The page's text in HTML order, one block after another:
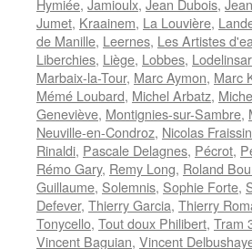
Hymiée, Jamioulx, Jean Dubois,
Jumet, Kraainem, La Louvière,
de Manille, Leernes, Les Artistes
Liberchies, Liège, Lobbes,
Marbaix-la-Tour, Marc Aymon, Marc
Mémé Loubard, Michel Arbatz,
Geneviève, Montignies-sur-Sambre,
Neuville-en-Condroz, Nicolas
Rinaldi, Pascale Delagnes, Pécrot,
Rémo Gary, Remy Long, Roland
Guillaume, Solemnis, Sophie Forte,
Defever, Thierry Garcia, Thierry
Tonycello, Tout doux Philibert, Tram
Vincent Baguian, Vincent